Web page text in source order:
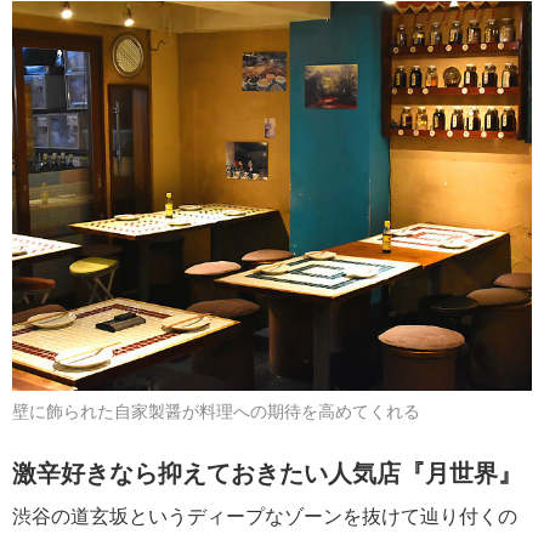
壁に飾られた自家製醤が料理への期待を高めてくれる
激辛好きなら抑えておきたい人気店『月世界』
渋谷の道玄坂というディープなゾーンを抜けて辿り付くの